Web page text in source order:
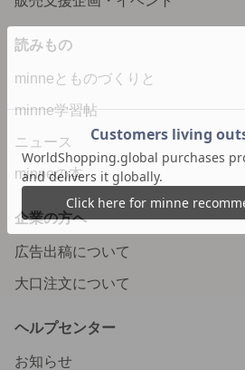
読みもの
minneとものづくりと
minne学習帖
ニュース
minneの本
企業の方へ
広告出稿について
大口注文について
ヘルプセンター
お知らせ